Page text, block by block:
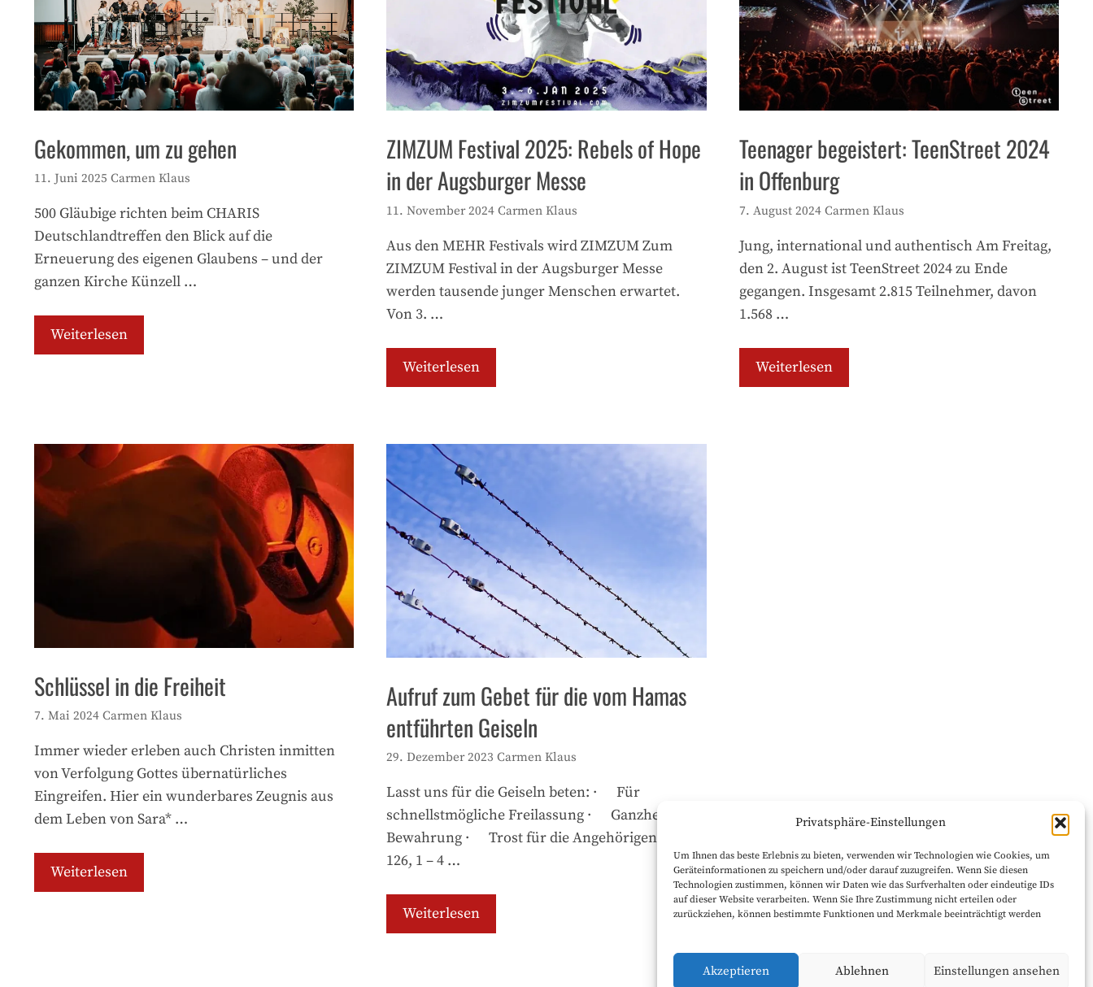
Privatsphäre-Einstellungen
Um Ihnen das beste Erlebnis zu bieten, verwenden wir Technologien wie Cookies, um
Geräteinformationen zu speichern und/oder darauf zuzugreifen. Wenn Sie diesen
Technologien zustimmen, können wir Daten wie das Surfverhalten oder eindeutige IDs
auf dieser Website verarbeiten. Wenn Sie Ihre Zustimmung nicht erteilen oder
zurückziehen, können bestimmte Funktionen und Merkmale beeinträchtigt werden
Akzeptieren Ablehnen Einstellungen ansehen
Gekommen, um zu gehen
11. Juni 2025 Carmen Klaus
500 Gläubige richten beim CHARIS
Deutschlandtreffen den Blick auf die
Erneuerung des eigenen Glaubens – und der
ganzen Kirche Künzell …
Weiterlesen
ZIMZUM Festival 2025: Rebels of Hope
in der Augsburger Messe
11. November 2024 Carmen Klaus
Aus den MEHR Festivals wird ZIMZUM Zum
ZIMZUM Festival in der Augsburger Messe
werden tausende junger Menschen erwartet.
Von 3. …
Weiterlesen
Teenager begeistert: TeenStreet 2024
in Offenburg
7. August 2024 Carmen Klaus
Jung, international und authentisch Am Freitag,
den 2. August ist TeenStreet 2024 zu Ende
gegangen. Insgesamt 2.815 Teilnehmer, davon
1.568 …
Weiterlesen
Schlüssel in die Freiheit
7. Mai 2024 Carmen Klaus
Immer wieder erleben auch Christen inmitten
von Verfolgung Gottes übernatürliches
Eingreifen. Hier ein wunderbares Zeugnis aus
dem Leben von Sara* …
Weiterlesen
Aufruf zum Gebet für die vom Hamas
entführten Geiseln
29. Dezember 2023 Carmen Klaus
Lasst uns für die Geiseln beten: · Für
schnellstmögliche Freilassung · Ganzheitliche
Bewahrung · Trost für die Angehörigen Psalm
126, 1 – 4 …
Weiterlesen